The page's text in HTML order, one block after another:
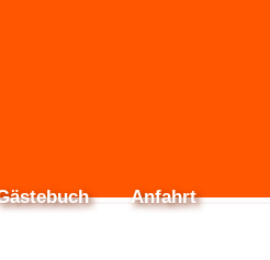
Anfahrt